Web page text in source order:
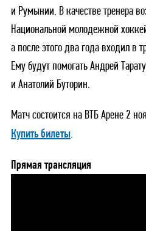
и Румынии. В качестве тренера
Национальной молодежной
а после этого два года входил в
Ему будут помогать Андрей
и Анатолий Буторин.
Матч состоится на ВТБ Арене 2
Купить билеты.
Прямая трансляция